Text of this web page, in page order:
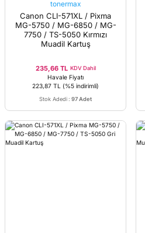
tonermax
Canon CLI-571XL / Pixma
MG-5750 / MG-6850 / MG-
7750 / TS-5050 Kırmızı
Muadil Kartuş
235,66 TL KDV Dahil
Havale Fiyatı
223,87 TL (%5 indirimli)
Stok Adedi : 97 Adet